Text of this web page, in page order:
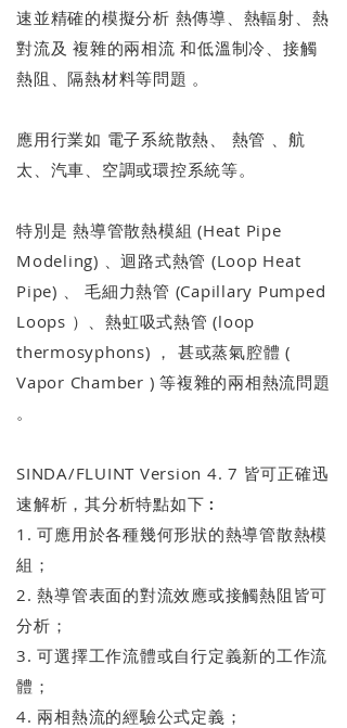
速並精確的模擬分析 熱傳導、熱輻射、熱
對流及 複雜的兩相流 和低溫制冷、接觸
熱阻、隔熱材料等問題 。
應用行業如 電子系統散熱、 熱管 、航
太、汽車、空調或環控系統等。
特別是 熱導管散熱模組 (Heat Pipe
Modeling) 、迴路式熱管 (Loop Heat
Pipe) 、 毛細力熱管 (Capillary Pumped
Loops ）、熱虹吸式熱管 (loop
thermosyphons) ， 甚或蒸氣腔體 (
Vapor Chamber ) 等複雜的兩相熱流問題
。
SINDA/FLUINT Version 4. 7 皆可正確迅
速解析，其分析特點如下︰
1. 可應用於各種幾何形狀的熱導管散熱模
組；
2. 熱導管表面的對流效應或接觸熱阻皆可
分析；
3. 可選擇工作流體或自行定義新的工作流
體；
4. 兩相熱流的經驗公式定義；